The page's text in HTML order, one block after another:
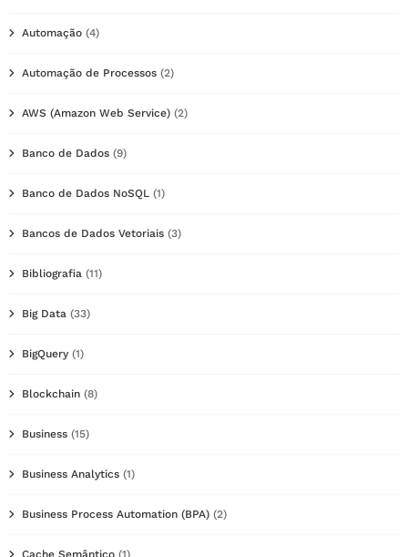
Automação (4)
Automação de Processos (2)
AWS (Amazon Web Service) (2)
Banco de Dados (9)
Banco de Dados NoSQL (1)
Bancos de Dados Vetoriais (3)
Bibliografia (11)
Big Data (33)
BigQuery (1)
Blockchain (8)
Business (15)
Business Analytics (1)
Business Process Automation (BPA) (2)
Cache Semântico (1)